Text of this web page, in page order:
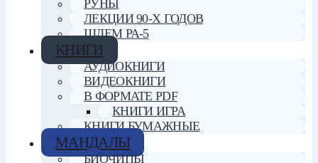
РУНЫ
ЛЕКЦИИ 90-Х ГОДОВ
ШЛЕМ РА-5
КНИГИ
АУДИОКНИГИ
ВИДЕОКНИГИ
В ФОРМАТЕ PDF
КНИГИ ИГРА
КНИГИ БУМАЖНЫЕ
МАНДАЛЫ
БИОЧИПЫ